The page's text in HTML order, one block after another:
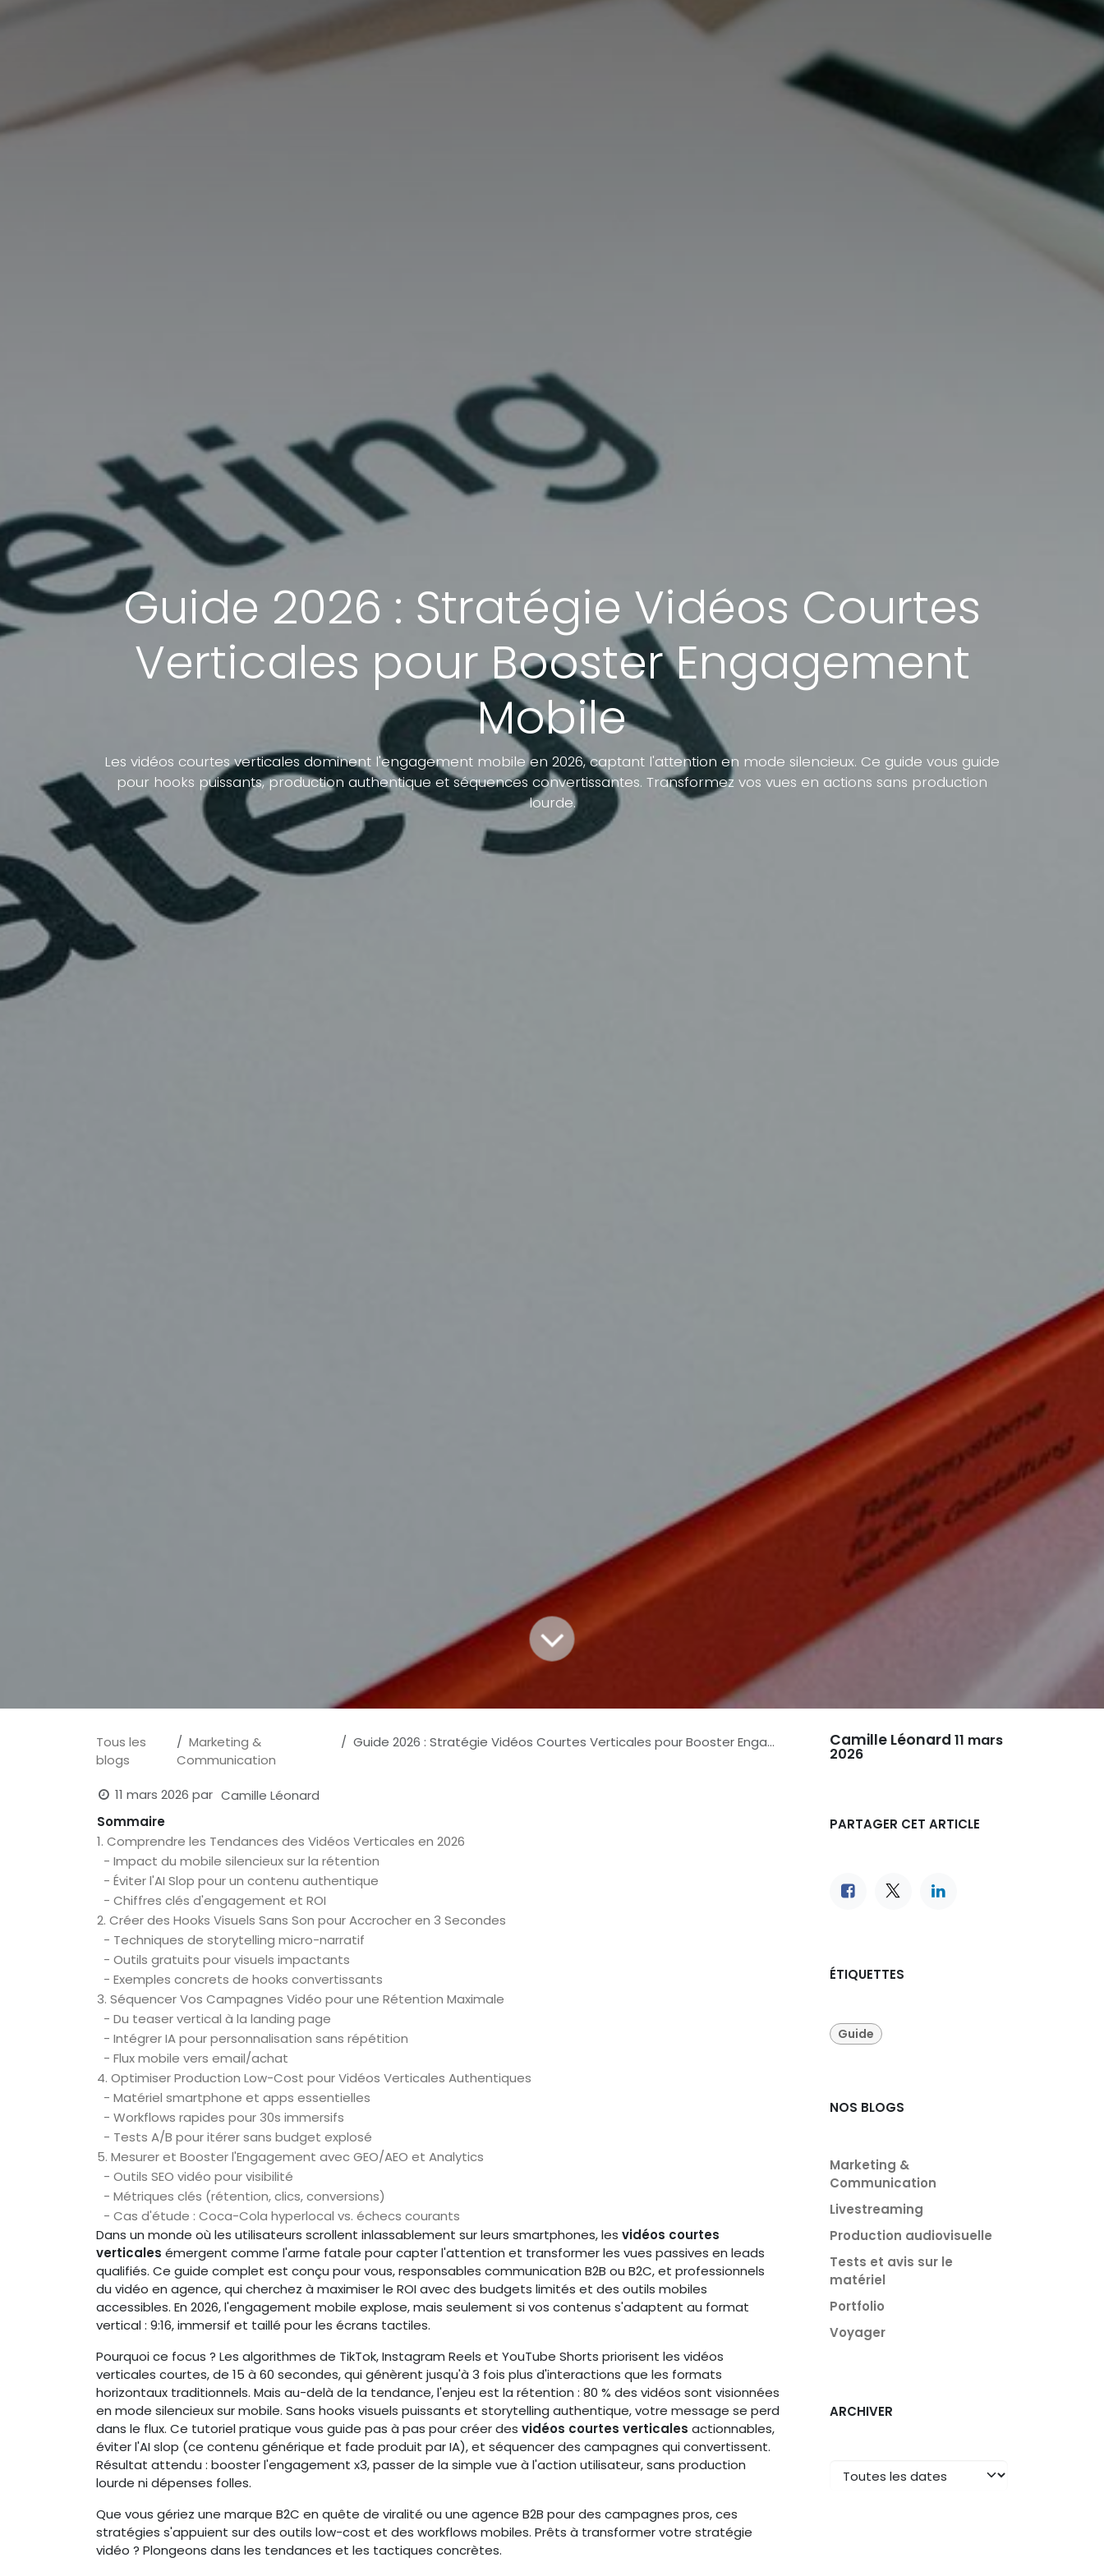
Guide 2026 : Stratégie Vidéos Courtes
Verticales pour Booster Engagement
Mobile
Les vidéos courtes verticales dominent l'engagement mobile en 2026, captant l'attention en mode silencieux. Ce guide vous guide
pour hooks puissants, production authentique et séquences convertissantes. Transformez vos vues en actions sans production
lourde.
Tous les
blogs
Marketing &
Communication
Guide 2026 : Stratégie Vidéos Courtes Verticales pour Booster Engagement Mobile
11 mars 2026 par Camille Léonard
Sommaire
1. Comprendre les Tendances des Vidéos Verticales en 2026
- Impact du mobile silencieux sur la rétention
- Éviter l'AI Slop pour un contenu authentique
- Chiffres clés d'engagement et ROI
2. Créer des Hooks Visuels Sans Son pour Accrocher en 3 Secondes
- Techniques de storytelling micro-narratif
- Outils gratuits pour visuels impactants
- Exemples concrets de hooks convertissants
3. Séquencer Vos Campagnes Vidéo pour une Rétention Maximale
- Du teaser vertical à la landing page
- Intégrer IA pour personnalisation sans répétition
- Flux mobile vers email/achat
4. Optimiser Production Low-Cost pour Vidéos Verticales Authentiques
- Matériel smartphone et apps essentielles
- Workflows rapides pour 30s immersifs
- Tests A/B pour itérer sans budget explosé
5. Mesurer et Booster l'Engagement avec GEO/AEO et Analytics
- Outils SEO vidéo pour visibilité
- Métriques clés (rétention, clics, conversions)
- Cas d'étude : Coca-Cola hyperlocal vs. échecs courants
Dans un monde où les utilisateurs scrollent inlassablement sur leurs smartphones, les vidéos courtes
verticales émergent comme l'arme fatale pour capter l'attention et transformer les vues passives en leads
qualifiés. Ce guide complet est conçu pour vous, responsables communication B2B ou B2C, et professionnels
du vidéo en agence, qui cherchez à maximiser le ROI avec des budgets limités et des outils mobiles
accessibles. En 2026, l'engagement mobile explose, mais seulement si vos contenus s'adaptent au format
vertical : 9:16, immersif et taillé pour les écrans tactiles.
Pourquoi ce focus ? Les algorithmes de TikTok, Instagram Reels et YouTube Shorts priorisent les vidéos
verticales courtes, de 15 à 60 secondes, qui génèrent jusqu'à 3 fois plus d'interactions que les formats
horizontaux traditionnels. Mais au-delà de la tendance, l'enjeu est la rétention : 80 % des vidéos sont visionnées
en mode silencieux sur mobile. Sans hooks visuels puissants et storytelling authentique, votre message se perd
dans le flux. Ce tutoriel pratique vous guide pas à pas pour créer des vidéos courtes verticales actionnables,
éviter l'AI slop (ce contenu générique et fade produit par IA), et séquencer des campagnes qui convertissent.
Résultat attendu : booster l'engagement x3, passer de la simple vue à l'action utilisateur, sans production
lourde ni dépenses folles.
Que vous gériez une marque B2C en quête de viralité ou une agence B2B pour des campagnes pros, ces
stratégies s'appuient sur des outils low-cost et des workflows mobiles. Prêts à transformer votre stratégie
vidéo ? Plongeons dans les tendances et les tactiques concrètes.
Camille Léonard 11 mars
2026
PARTAGER CET ARTICLE
ÉTIQUETTES
Guide
NOS BLOGS
Marketing &
Communication
Livestreaming
Production audiovisuelle
Tests et avis sur le
matériel
Portfolio
Voyager
ARCHIVER